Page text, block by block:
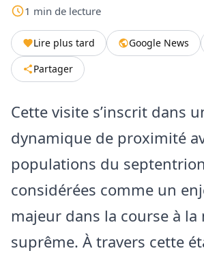
1 min de lecture
Lire plus tard Google News
Partager
Cette visite s’inscrit dans
dynamique de proximité
populations du
considérées comme un
majeur dans la course à
suprême. À travers cette